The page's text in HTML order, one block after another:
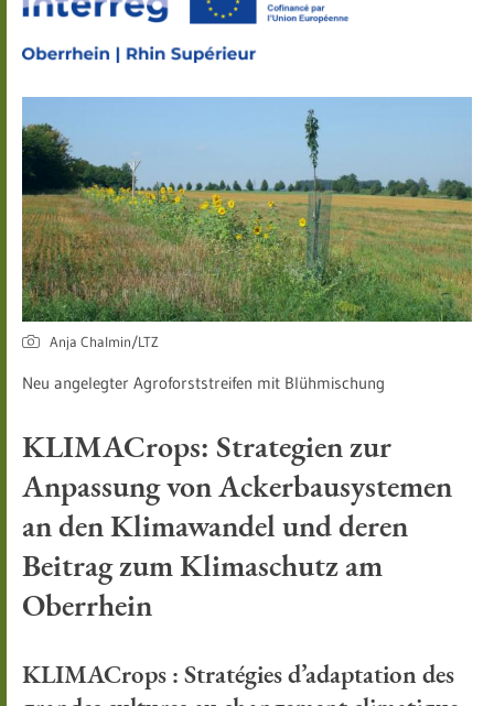
Anja Chalmin/LTZ
Neu angelegter Agroforststreifen mit Blühmischung
KLIMACrops: Strategien zur
Anpassung von Ackerbausystemen
an den Klimawandel und deren
Beitrag zum Klimaschutz am
Oberrhein
KLIMACrops : Stratégies d’adaptation des